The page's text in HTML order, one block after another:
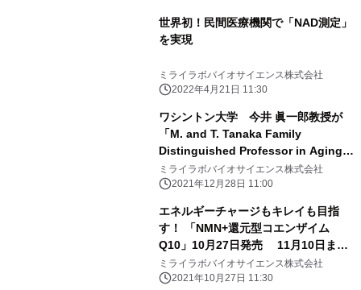
世界初！民間医療機関で「NAD測定」
を実現
ミライラボバイオサイエンス株式会社
2022年4月21日 11:30
ワシントン大学 今井 眞一郎教授が
「M. and T. Tanaka Family
Distinguished Professor in Aging
Research」に就任いたしました
ミライラボバイオサイエンス株式会社
2021年12月28日 11:00
エネルギーチャージもキレイも目指
す！ 「NMN+還元型コエンザイム
Q10」10月27日発売 11月10日まで
期間限定20％オフ
ミライラボバイオサイエンス株式会社
2021年10月27日 11:30